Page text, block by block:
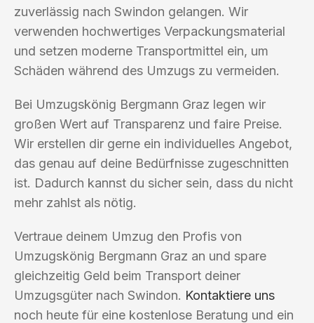
zuverlässig nach Swindon gelangen. Wir
verwenden hochwertiges Verpackungsmaterial
und setzen moderne Transportmittel ein, um
Schäden während des Umzugs zu vermeiden.
Bei Umzugskönig Bergmann Graz legen wir
großen Wert auf Transparenz und faire Preise.
Wir erstellen dir gerne ein individuelles Angebot,
das genau auf deine Bedürfnisse zugeschnitten
ist. Dadurch kannst du sicher sein, dass du nicht
mehr zahlst als nötig.
Vertraue deinem Umzug den Profis von
Umzugskönig Bergmann Graz an und spare
gleichzeitig Geld beim Transport deiner
Umzugsgüter nach Swindon. Kontaktiere uns
noch heute für eine kostenlose Beratung und ein